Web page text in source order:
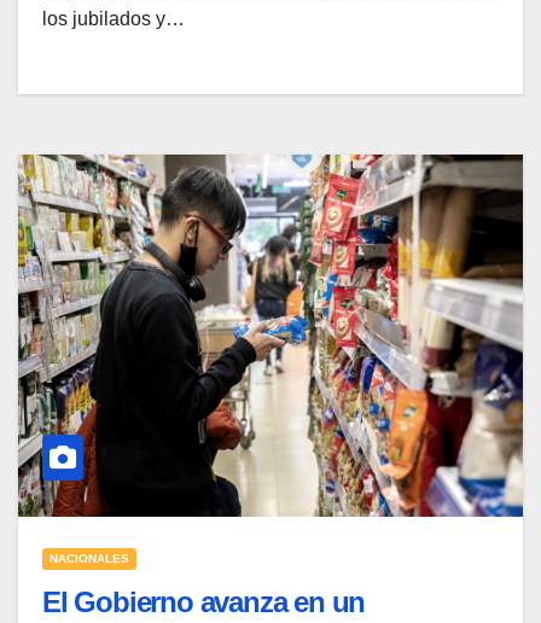
los jubilados y…
NACIONALES
El Gobierno avanza en un